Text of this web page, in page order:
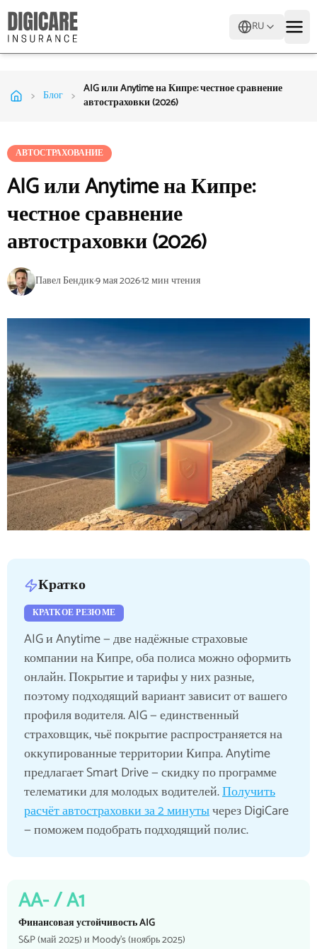
RU
> Блог > AIG или Anytime на Кипре: честное сравнение
автостраховки (2026)
АВТОСТРАХОВАНИЕ
AIG или Anytime на Кипре:
честное сравнение
автостраховки (2026)
Павел Бендик·9 мая 2026·12мин чтения
Кратко
КРАТКОЕ РЕЗЮМЕ
AIG и Anytime — две надёжные страховые
компании на Кипре, оба полиса можно оформить
онлайн. Покрытие и тарифы у них разные,
поэтому подходящий вариант зависит от вашего
профиля водителя. AIG — единственный
страховщик, чьё покрытие распространяется на
оккупированные территории Кипра. Anytime
предлагает Smart Drive — скидку по программе
телематики для молодых водителей.Получить
расчёт автостраховки за 2 минутычерез DigiCare
— поможем подобрать подходящий полис.
AA- / A1
Финансовая устойчивость AIG
S&P (май 2025) и Moody's (ноябрь 2025)